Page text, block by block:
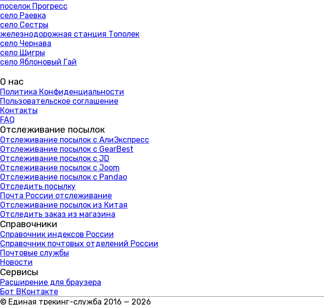
поселок Прогресс
село Раевка
село Сестры
железнодорожная станция Тополек
село Чернава
село Щигры
село Яблоновый Гай
О нас
Политика Конфиденциальности
Пользовательское соглашение
Контакты
FAQ
Отслеживание посылок
Отслеживание посылок с АлиЭкспресс
Отслеживание посылок с GearBest
Отслеживание посылок с JD
Отслеживание посылок с Joom
Отслеживание посылок с Pandao
Отследить посылку
Почта России отслеживание
Отслеживание посылок из Китая
Отследить заказ из магазина
Справочники
Справочник индексов России
Справочник почтовых отделений России
Почтовые службы
Новости
Сервисы
Расширение для браузера
Бот ВКонтакте
© Единая трекинг-служба 2016 — 2026